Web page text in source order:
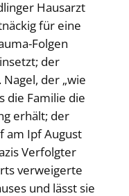
Hausarzt
für eine
Folgen
der
der „wie
die Familie die
erhält; der
am Ipf August
Verfolgter
verweigerte
und lässt sie